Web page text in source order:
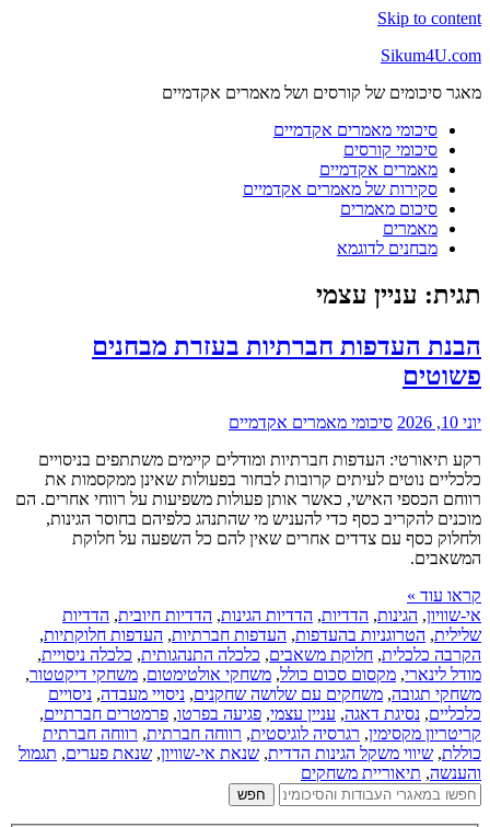
Skip to content
Sikum4U.com
מאגר סיכומים של קורסים ושל מאמרים אקדמיים
סיכומי מאמרים אקדמיים
סיכומי קורסים
מאמרים אקדמיים
סקירות של מאמרים אקדמיים
סיכום מאמרים
מאמרים
מבחנים לדוגמא
תגית: עניין עצמי
הבנת העדפות חברתיות בעזרת מבחנים
פשוטים
יוני 10, 2026
סיכומי מאמרים אקדמיים
רקע תיאורטי: העדפות חברתיות ומודלים קיימים משתתפים בניסויים
כלכליים נוטים לעיתים קרובות לבחור בפעולות שאינן ממקסמות את
רווחם הכספי האישי, כאשר אותן פעולות משפיעות על רווחי אחרים. הם
מוכנים להקריב כסף כדי להעניש מי שהתנהג כלפיהם בחוסר הגינות,
ולחלוק כסף עם צדדים אחרים שאין להם כל השפעה על חלוקת
המשאבים.
קראו עוד »
אי-שוויון, הגינות, הדדיות, הדדיות הגינות, הדדיות חיובית, הדדיות
שלילית, הטרוגניות בהעדפות, העדפות חברתיות, העדפות חלוקתיות,
הקרבה כלכלית, חלוקת משאבים, כלכלה התנהגותית, כלכלה ניסויית,
מודל לינארי, מקסום סכום כולל, משחקי אולטימטום, משחקי דיקטטור,
משחקי תגובה, משחקים עם שלושה שחקנים, ניסויי מעבדה, ניסויים
כלכליים, נסיגת דאגה, עניין עצמי, פגיעה בפרטו, פרמטרים חברתיים,
קריטריון מקסימין, רגרסיה לוגיסטית, רווחה חברתית, רווחה חברתית
כוללת, שיווי משקל הגינות הדדית, שנאת אי-שוויון, שנאת פערים, תגמול
והענשה, תיאוריית משחקים